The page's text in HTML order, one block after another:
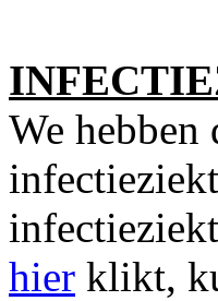
We hebben
hier klikt,